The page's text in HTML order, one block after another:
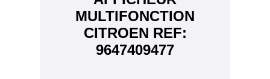
MULTIFONCTION
CITROEN REF:
9647409477